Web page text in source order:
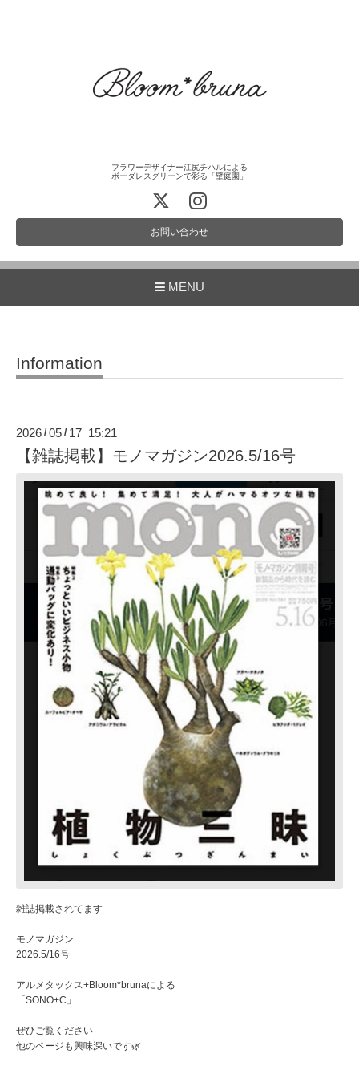
フラワーデザイナー江尻チハルによる
ボーダレスグリーンで彩る「壁庭園」
お問い合わせ
MENU
Information
2026 /05 / 17 15:21
【雑誌掲載】モノマガジン2026.5/16号
雑誌掲載されてます
モノマガジン
2026.5/16号
アルメタックス+Bloom*brunaによる
「SONO+C」
ぜひご覧ください
他のページも興味深いです🌿